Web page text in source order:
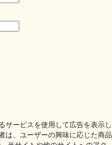
サービスを使用して広告を表示し
は、ユーザーの興味に応じた商品